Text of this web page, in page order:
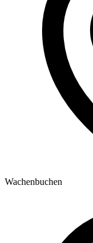
Wachenbuchen